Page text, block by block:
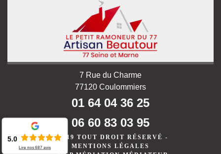
7 Rue du Charme
77120 Coulommiers
01 64 04 36 25
06 60 83 03 95
©2019 TOUT DROIT RÉSERVÉ -
MENTIONS LÉGALES
5.0
Lire nos687 avis